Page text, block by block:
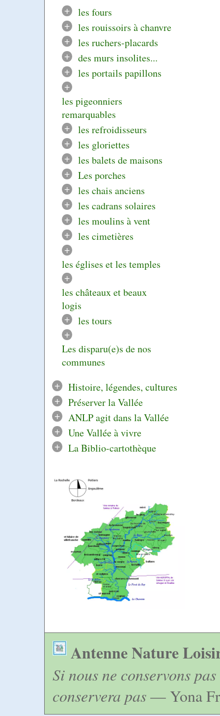
+
les fours
+
les rouissoirs à chanvre
+
les ruchers-placards
+
des murs insolites...
+
les portails papillons
+
les pigeonniers
remarquables
+
les refroidisseurs
+
les gloriettes
+
les balets de maisons
+
Les porches
+
les chais anciens
+
les cadrans solaires
+
les moulins à vent
+
les cimetières
+
les églises et les temples
+
les châteaux et beaux
logis
+
les tours
+
Les disparu(e)s de nos
communes
+
Histoire, légendes, cultures
+
Préserver la Vallée
+
ANLP agit dans la Vallée
+
Une Vallée à vivre
+
La Biblio-cartothèque
Antenne Nature
Si nous ne conservons
conservera pas— Yona